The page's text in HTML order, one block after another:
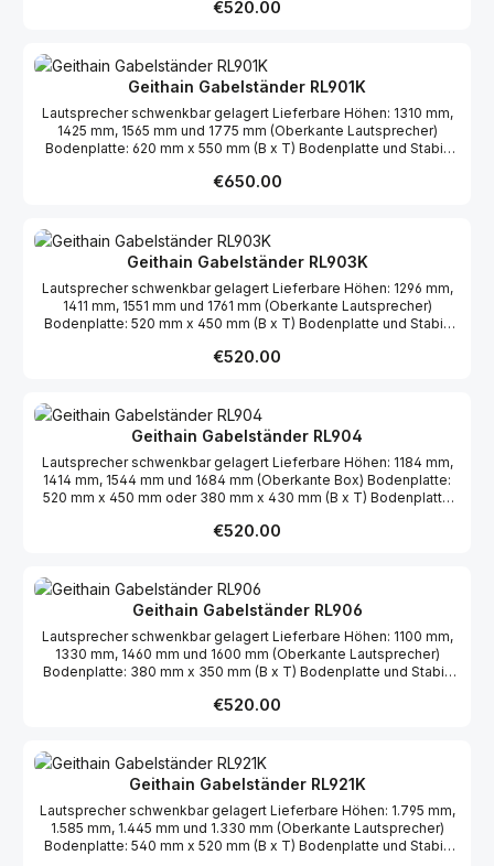
Regular price:
€520.00
Geithain Gabelständer RL901K
Lautsprecher schwenkbar gelagert Lieferbare Höhen: 1310 mm,
1425 mm, 1565 mm und 1775 mm (Oberkante Lautsprecher)
Bodenplatte: 620 mm x 550 mm (B x T) Bodenplatte und Stabi-
Regular price:
€650.00
Geithain Gabelständer RL903K
Lautsprecher schwenkbar gelagert Lieferbare Höhen: 1296 mm,
1411 mm, 1551 mm und 1761 mm (Oberkante Lautsprecher)
Bodenplatte: 520 mm x 450 mm (B x T) Bodenplatte und Stabi-
Regular price:
€520.00
Geithain Gabelständer RL904
Lautsprecher schwenkbar gelagert Lieferbare Höhen: 1184 mm,
1414 mm, 1544 mm und 1684 mm (Oberkante Box) Bodenplatte:
520 mm x 450 mm oder 380 mm x 430 mm (B x T) Bodenplatte
Regular price:
€520.00
Geithain Gabelständer RL906
Lautsprecher schwenkbar gelagert Lieferbare Höhen: 1100 mm,
1330 mm, 1460 mm und 1600 mm (Oberkante Lautsprecher)
Bodenplatte: 380 mm x 350 mm (B x T) Bodenplatte und Stabi-
Regular price:
€520.00
Geithain Gabelständer RL921K
Lautsprecher schwenkbar gelagert Lieferbare Höhen: 1.795 mm,
1.585 mm, 1.445 mm und 1.330 mm (Oberkante Lautsprecher)
Bodenplatte: 540 mm x 520 mm (B x T) Bodenplatte und Stabi-